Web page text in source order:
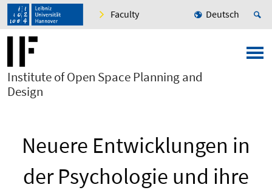
Faculty Deutsch
Institute of Open Space Planning and
Design
Neuere Entwicklungen in
der Psychologie und ihre